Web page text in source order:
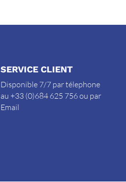
SERVICE CLIENT
Disponible 7/7 par télephone
au +33 (0)684 625 756 ou par
Email